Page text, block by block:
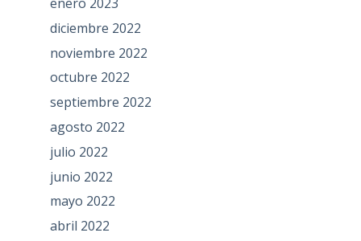
diciembre 2022
noviembre 2022
octubre 2022
septiembre 2022
agosto 2022
julio 2022
junio 2022
mayo 2022
abril 2022